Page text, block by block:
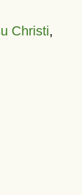
Christi,